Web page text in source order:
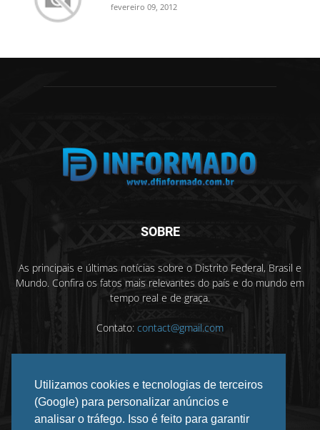
Utilizamos cookies e tecnologias de terceiros
(Google) para personalizar anúncios e
analisar o tráfego. Isso é feito para garantir
fevereiro 09, 2012
SOBRE
As principais e últimas notícias sobre o Distrito Federal, Brasil e
Mundo. Confira os fatos mais relevantes do país e do mundo em
tempo real e de graça.
Contato: contact@gmail.com
SIGA-NOS